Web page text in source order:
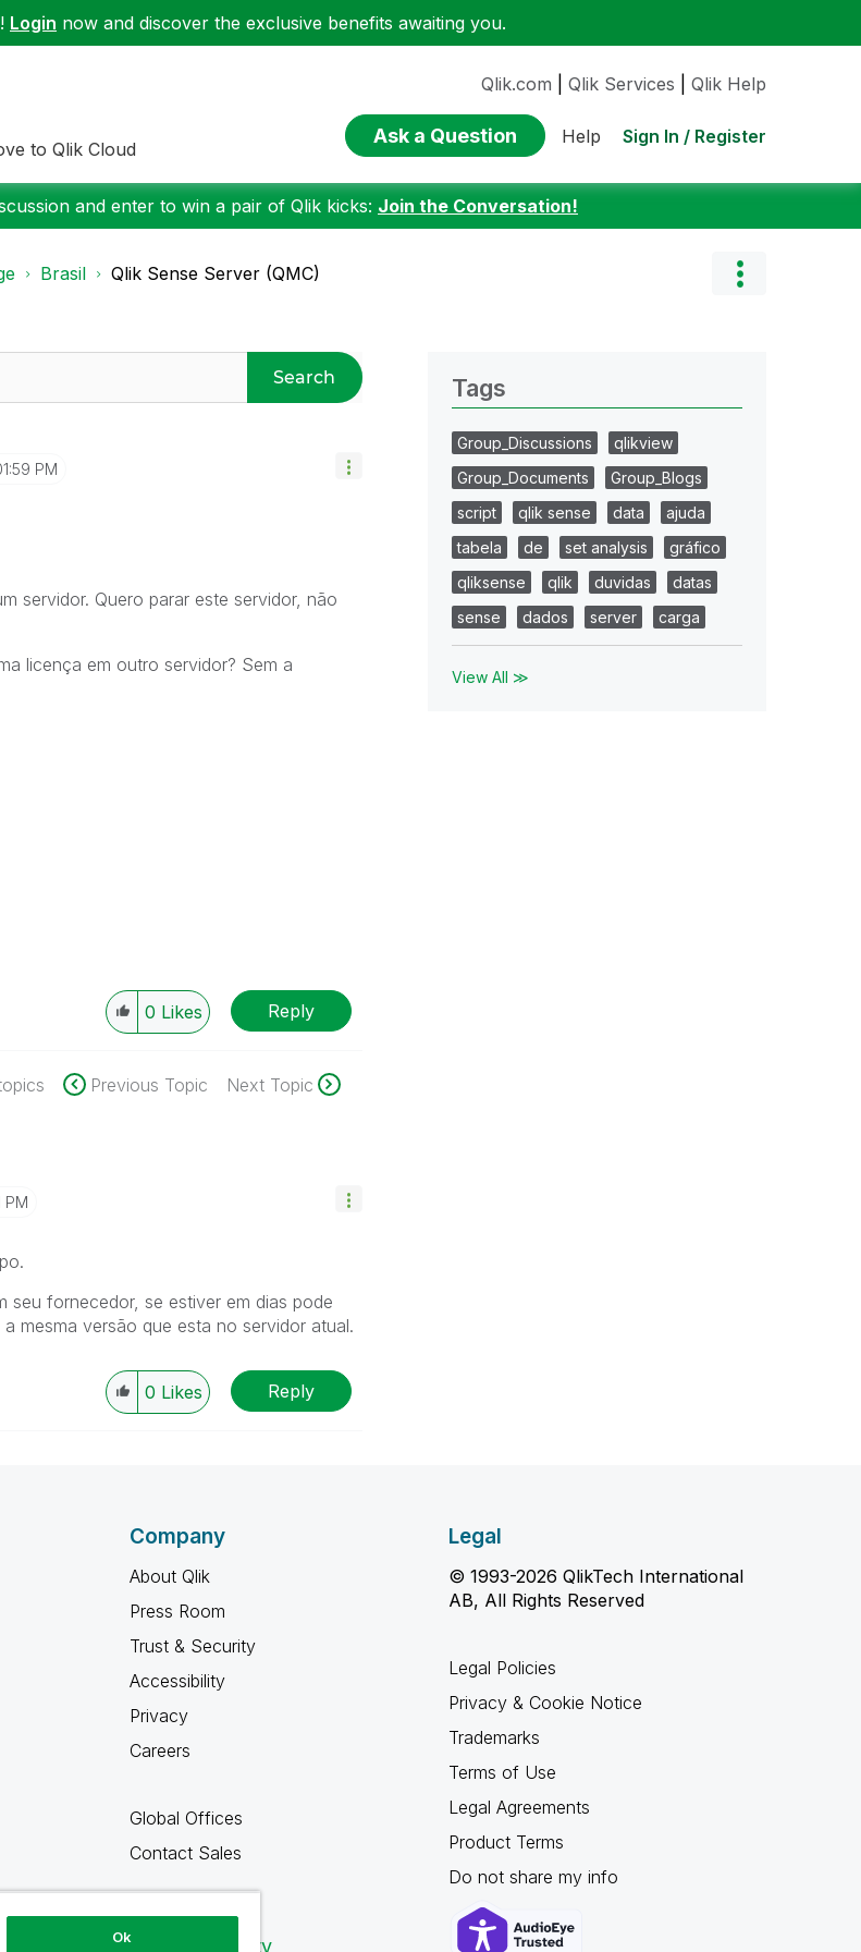
Login now and discover the exclusive benefits awaiting you.
to Qlik Cloud
Qlik.com Qlik Services Qlik Help
Ask a Question Help Sign In / Register
and enter to win a pair of Qlik kicks: Join the Conversation!
Brasil Qlik Sense Server (QMC)
Search
PM
servidor. Quero parar este servidor, não
licença em outro servidor? Sem a
0 Likes Reply
Previous Topic Next Topic
PM
seu fornecedor, se estiver em dias pode
mesma versão que esta no servidor atual.
0 Likes Reply
Tags
Group_Discussions
qlikview
Group_Documents
Group_Blogs
script
qlik sense data
ajuda
tabela
de set analysis
gráfico
qliksense
qlik duvidas
datas
sense
dados server carga
View All ≫
Company
About Qlik
Press Room
Trust & Security
Accessibility
Privacy
Careers
Global Offices
Contact Sales
Qlik Community
Legal
© 1993-2026 QlikTech International
AB, All Rights Reserved
Legal Policies
Privacy & Cookie Notice
Trademarks
Terms of Use
Legal Agreements
Product Terms
Do not share my info
Ok